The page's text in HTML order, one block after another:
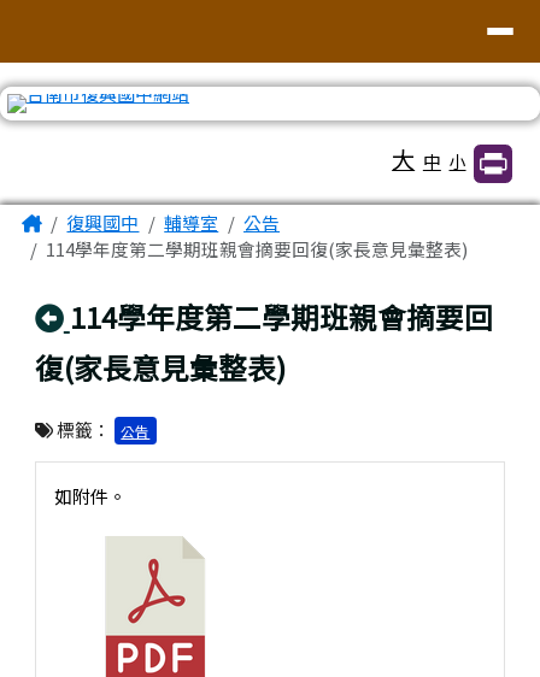
大 中 小
主內容區域
Home復興國中 輔導室
公告
114學年度第二學期班親會摘要回復(家長意見彙整表)
回上頁
114學年度第二學期班親會摘要回
復(家長意見彙整表)
標籤： 公告
如附件。
頁尾區域